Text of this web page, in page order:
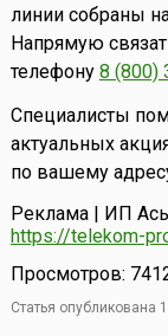
линии собраны
Напрямую
телефону 8 (800)
Специалисты
актуальных
по вашему
Реклама | ИП
https://telekom-
Просмотров:
Статья опубликована